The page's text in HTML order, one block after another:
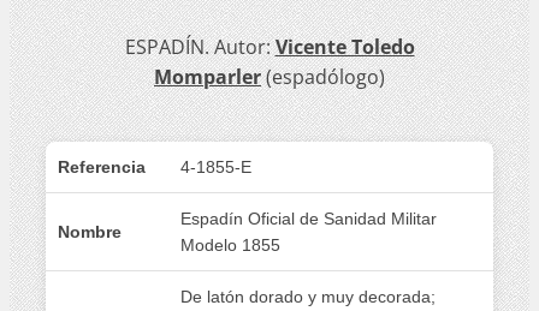
ESPADÍN. Autor:Vicente Toledo
Momparler(espadólogo)
Referencia 4-1855-E
Nombre
Espadín Oficial de Sanidad Militar
Modelo 1855
De latón dorado y muy decorada;